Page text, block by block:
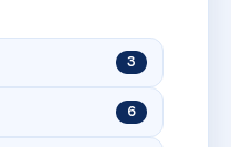
3
6